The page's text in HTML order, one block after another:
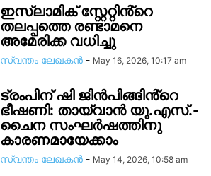
ഇസ്‌ലാമിക് സ്റ്റേറ്റിൻ്റെ
തലപ്പത്തെ രണ്ടാമനെ
അമേരിക്ക വധിച്ചു
സ്വന്തം ലേഖകന്‍ - May 16, 2026, 10:17 am
ട്രംപിന് ഷി ജിൻപിങ്ങിൻ്റെ
ഭീഷണി: തായ്‌വാൻ യു.എസ്.-
ചൈന സംഘർഷത്തിനു
കാരണമായേക്കാം
സ്വന്തം ലേഖകന്‍ - May 14, 2026, 10:58 am